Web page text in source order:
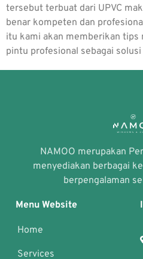
tersebut terbuat dari UPVC
benar kompeten dan
itu kami akan memberikan tips
pintu profesional sebagai
NAMOO merupakan
menyediakan berbagai
berpengalaman
Menu Website
Home
Services